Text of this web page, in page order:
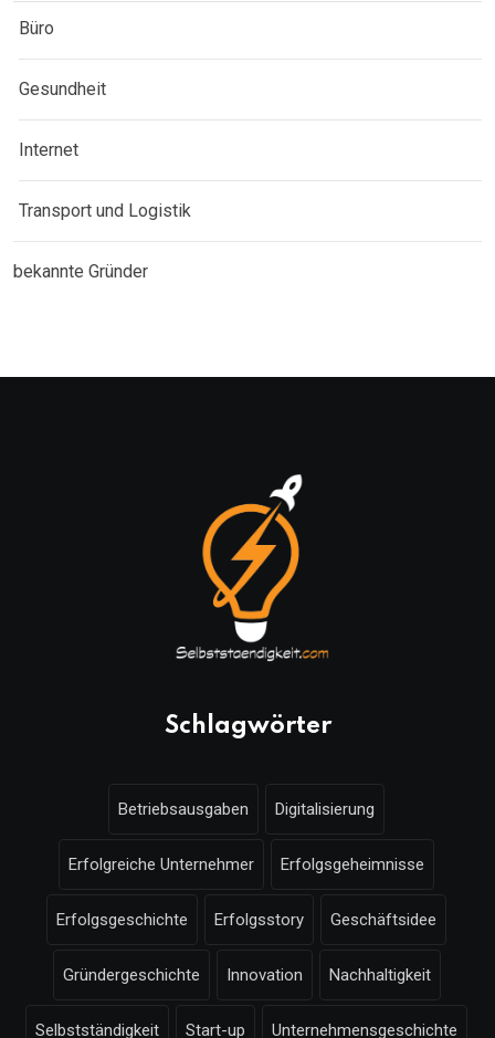
Büro
Gesundheit
Internet
Transport und Logistik
bekannte Gründer
Schlagwörter
Betriebsausgaben Digitalisierung
Erfolgreiche Unternehmer Erfolgsgeheimnisse
Erfolgsgeschichte Erfolgsstory Geschäftsidee
Gründergeschichte Innovation Nachhaltigkeit
Selbstständigkeit Start-up Unternehmensgeschichte